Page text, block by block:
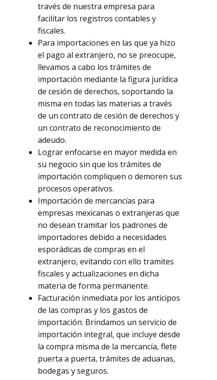
través de nuestra empresa para
facilitar los registros contables y
fiscales.
Para importaciones en las que ya hizo
el pago al extranjero, no se preocupe,
llevamos a cabo los trámites de
importación mediante la figura jurídica
de cesión de derechos, soportando la
misma en todas las materias a través
de un contrato de cesión de derechos y
un contrato de reconocimiento de
adeudo.
Lograr enfocarse en mayor medida en
su negocio sin que los trámites de
importación compliquen o demoren sus
procesos operativos.
Importación de mercancías para
empresas mexicanas o extranjeras que
no desean tramitar los padrones de
importadores debido a necesidades
esporádicas de compras en el
extranjero, evitando con ello tramites
fiscales y actualizaciones en dicha
materia de forma permanente.
Facturación inmediata por los anticipos
de las compras y los gastos de
importación. Brindamos un servicio de
importación integral, que incluye desde
la compra misma de la mercancía, flete
puerta a puerta, trámites de aduanas,
bodegas y seguros.